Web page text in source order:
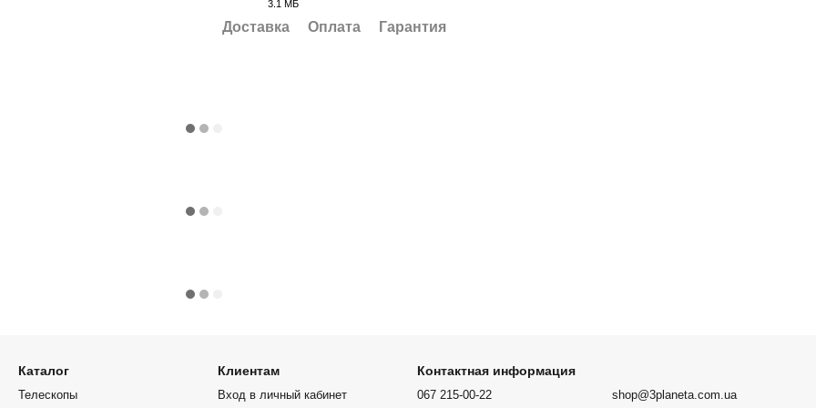
3.1 МБ
Доставка Оплата Гарантия
Каталог
Телескопы
Клиентам
Вход в личный кабинет
Контактная информация
067 215-00-22 shop@3planeta.com.ua